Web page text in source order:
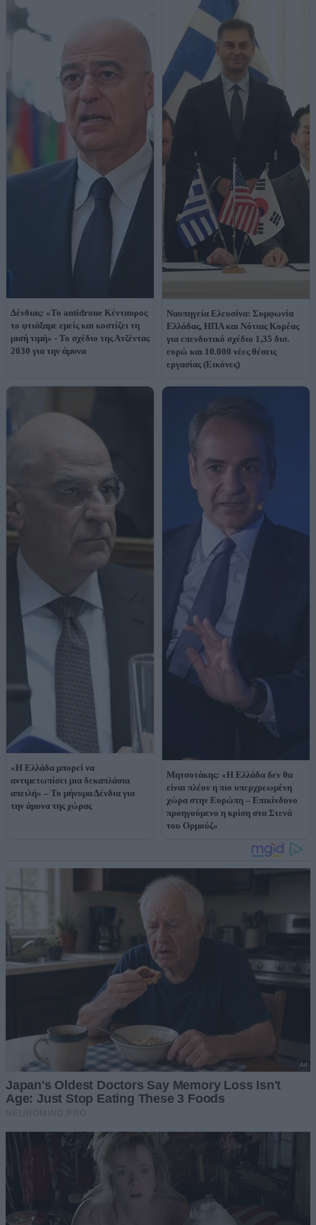
Δένδιας: «Το antidrone Κένταυρος
το φτιάξαμε εμείς και κοστίζει τη
μισή τιμή» - Το σχέδιο της Ατζέντας
2030 για την άμυνα
Ναυπηγεία Ελευσίνα: Συμφωνία
Ελλάδας, ΗΠΑ και Νότιας Κορέας
για επενδυτικό σχέδιο 1,35 δισ.
ευρώ και 10.000 νέες θέσεις
εργασίας (Εικόνες)
«Η Ελλάδα μπορεί να
αντιμετωπίσει μια δεκαπλάσια
απειλή» – Το μήνυμα Δένδια για
την άμυνα της χώρας
Μητσοτάκης: «Η Ελλάδα δεν θα
είναι πλέον η πιο υπερχρεωμένη
χώρα στην Ευρώπη – Επικίνδυνο
προηγούμενο η κρίση στα Στενά
του Ορμούζ»